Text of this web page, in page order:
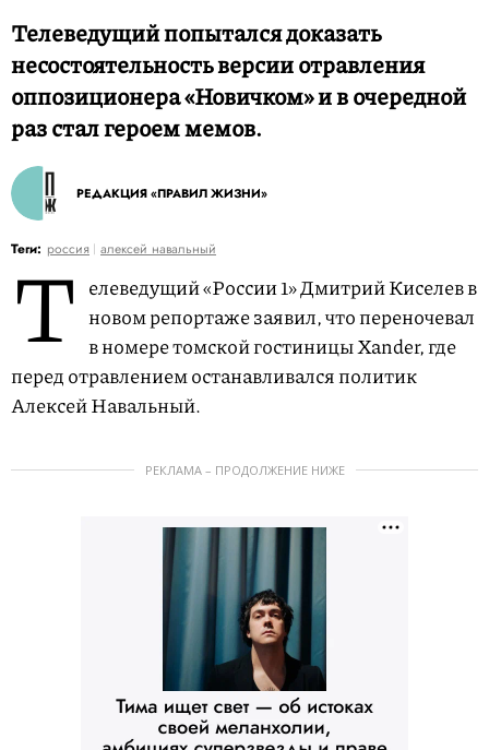
Телеведущий попытался доказать
несостоятельность версии отравления
оппозиционера «Новичком» и в очередной
раз стал героем мемов.
РЕДАКЦИЯ «ПРАВИЛ ЖИЗНИ»
Теги: россия алексей навальный
Т елеведущий «России 1» Дмитрий Киселев в
новом репортаже заявил, что переночевал
в номере томской гостиницы Xander, где
перед отравлением останавливался политик
Алексей Навальный.
РЕКЛАМА – ПРОДОЛЖЕНИЕ НИЖЕ